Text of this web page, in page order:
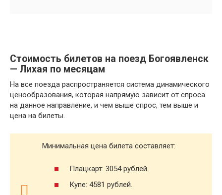
Стоимость билетов на поезд Богоявленск
— Лихая по месяцам
На все поезда распространяется система динамического
ценообразования, которая напрямую зависит от спроса
на данное направление, и чем выше спрос, тем выше и
цена на билеты.
Минимальная цена билета составляет:
Плацкарт: 3054 рублей.
Купе: 4581 рублей.